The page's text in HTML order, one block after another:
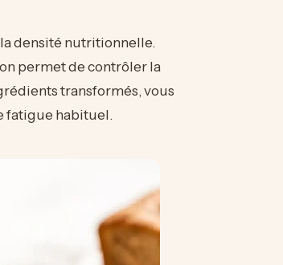
la densité nutritionnelle.
permet de contrôler la
transformés, vous
fatigue habituel.